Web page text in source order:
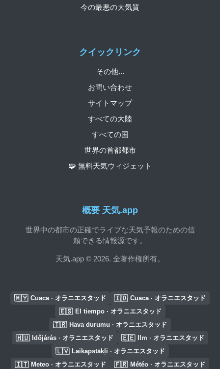
概要 天気.app
世界中の都市の正確でライブな天気予報のための信
頼できる情報源です。
天気.app © 2026. 全著作権所有。
クイックリンク
その他...
お問い合わせ
サイトマップ
すべての大陸
すべての国
世界の首都都市
🧩 無料天気ウィジェット
今の最悪の大気質
🇲🇾 Cuaca · オラニエスタッド 🇮🇩 Cuaca · オラニエスタッド
🇪🇸 El tiempo · オラニエスタッド
🇹🇷 Hava durumu · オラニエスタッド
🇭🇺 Időjárás · オラニエスタッド 🇪🇪 Ilm · オラニエスタッド
🇱🇻 Laikapstākļi · オラニエスタッド
🇮🇹 Meteo · オラニエスタッド 🇫🇷 Météo · オラニエスタッド